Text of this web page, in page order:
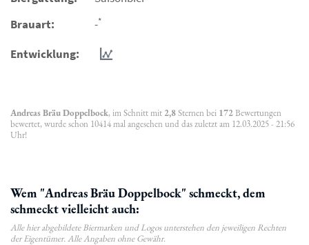
Brauart:
-*
Entwicklung:
Andreas Bräu Doppelbock, im Schnitt mit 2,8Sternen bei 172Bewertungen
bewertet, wurde schon 10414 mal angesehen und das zuletzt am 12.03.2025 - 21:56
Uhr!
Wem "Andreas Bräu Doppelbock" schmeckt, dem
schmeckt vielleicht auch:
Alle hier abgebildete Biermarken und Logos unterstehen den jeweiligen Rechten
der Eigentümer. Alle Angaben ohne Gewähr.